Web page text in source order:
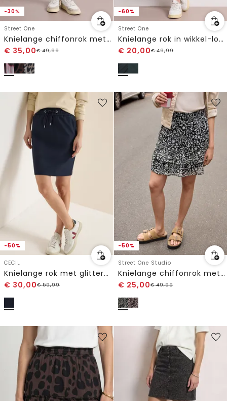
-30%
Street One
Knielange chiffonrok met print
€ 35,00€49,99
-60%
Street One
Knielange rok in wikkel-look
€ 20,00€49,99
-50%
CECIL
Knielange rok met glitterdetails
€ 30,00€59,99
-50%
Street One Studio
Knielange chiffonrok met volants
€ 25,00€49,99